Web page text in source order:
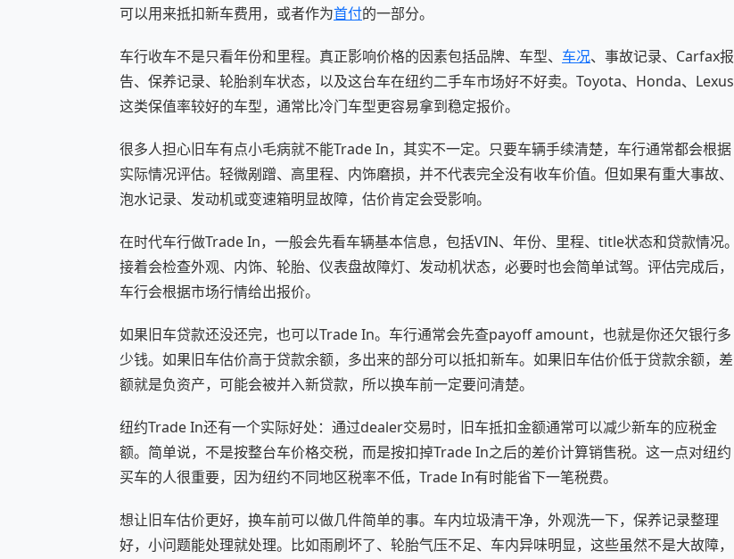
可以用来抵扣新车费用，或者作为首付的一部分。
车行收车不是只看年份和里程。真正影响价格的因素包括品牌、车型、 车况、事故记录、Carfax报
告、保养记录、轮胎刹车状态，以及这台车在纽约二手车市场好不好卖。Toyota、Honda、Lexus
这类保值率较好的车型，通常比冷门车型更容易拿到稳定报价。
很多人担心旧车有点小毛病就不能Trade In，其实不一定。只要车辆手续清楚，车行通常都会根据
实际情况评估。轻微剐蹭、高里程、内饰磨损，并不代表完全没有收车价值。但如果有重大事故、
泡水记录、发动机或变速箱明显故障，估价肯定会受影响。
在时代车行做Trade In，一般会先看车辆基本信息，包括VIN、年份、里程、title状态和贷款情况。
接着会检查外观、内饰、轮胎、仪表盘故障灯、发动机状态，必要时也会简单试驾。评估完成后，
车行会根据市场行情给出报价。
如果旧车贷款还没还完，也可以Trade In。车行通常会先查payoff amount，也就是你还欠银行多
少钱。如果旧车估价高于贷款余额，多出来的部分可以抵扣新车。如果旧车估价低于贷款余额，差
额就是负资产，可能会被并入新贷款，所以换车前一定要问清楚。
纽约Trade In还有一个实际好处：通过dealer交易时，旧车抵扣金额通常可以减少新车的应税金
额。简单说，不是按整台车价格交税，而是按扣掉Trade In之后的差价计算销售税。这一点对纽约
买车的人很重要，因为纽约不同地区税率不低，Trade In有时能省下一笔税费。
想让旧车估价更好，换车前可以做几件简单的事。车内垃圾清干净，外观洗一下，保养记录整理
好，小问题能处理就处理。比如雨刷坏了、轮胎气压不足、车内异味明显，这些虽然不是大故障，